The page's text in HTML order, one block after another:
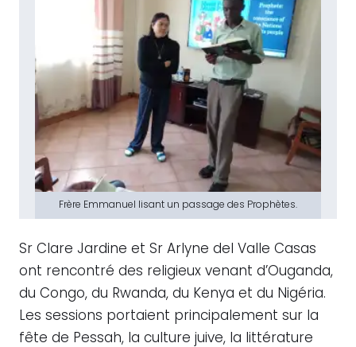
Frère Emmanuel lisant un passage des Prophètes.
Sr Clare Jardine et Sr Arlyne del Valle Casas
ont rencontré des religieux venant d’Ouganda,
du Congo, du Rwanda, du Kenya et du Nigéria.
Les sessions portaient principalement sur la
fête de Pessah, la culture juive, la littérature